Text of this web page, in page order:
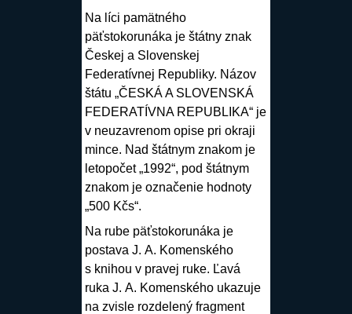
Na líci pamätného
päťstokorunáka je štátny znak
Českej a Slovenskej
Federatívnej Republiky. Názov
štátu „ČESKÁ A SLOVENSKÁ
FEDERATÍVNA REPUBLIKA“ je
v neuzavrenom opise pri okraji
mince. Nad štátnym znakom je
letopočet „1992“, pod štátnym
znakom je označenie hodnoty
„500 Kčs“.
Na rube päťstokorunáka je
postava J. A. Komenského
s knihou v pravej ruke. Ľavá
ruka J. A. Komenského ukazuje
na zvisle rozdelený fragment